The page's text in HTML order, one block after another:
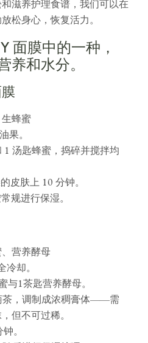
滋养护理食谱，我们可以在
松身心，恢复活力。
面膜中的一种，
养和水分。
生蜂蜜
果。
汤匙蜂蜜，捣碎并搅拌均
皮肤上 10 分钟。
规进行保湿。
营养酵母
冷却。
与1茶匙营养酵母。
茶，调制成浓稠膏体——需
但不可过稀。
。